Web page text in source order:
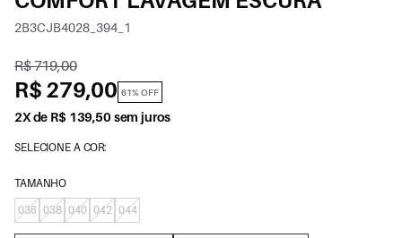
2B3CJB4028_394_1
R$ 719,00
R$ 279,00 61% OFF
2X de R$ 139,50 sem juros
SELECIONE A COR:
TAMANHO
036 038 040 042 044